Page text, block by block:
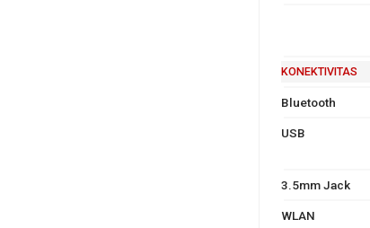
KONEKTIVITAS
Bluetooth
USB
3.5mm Jack
WLAN